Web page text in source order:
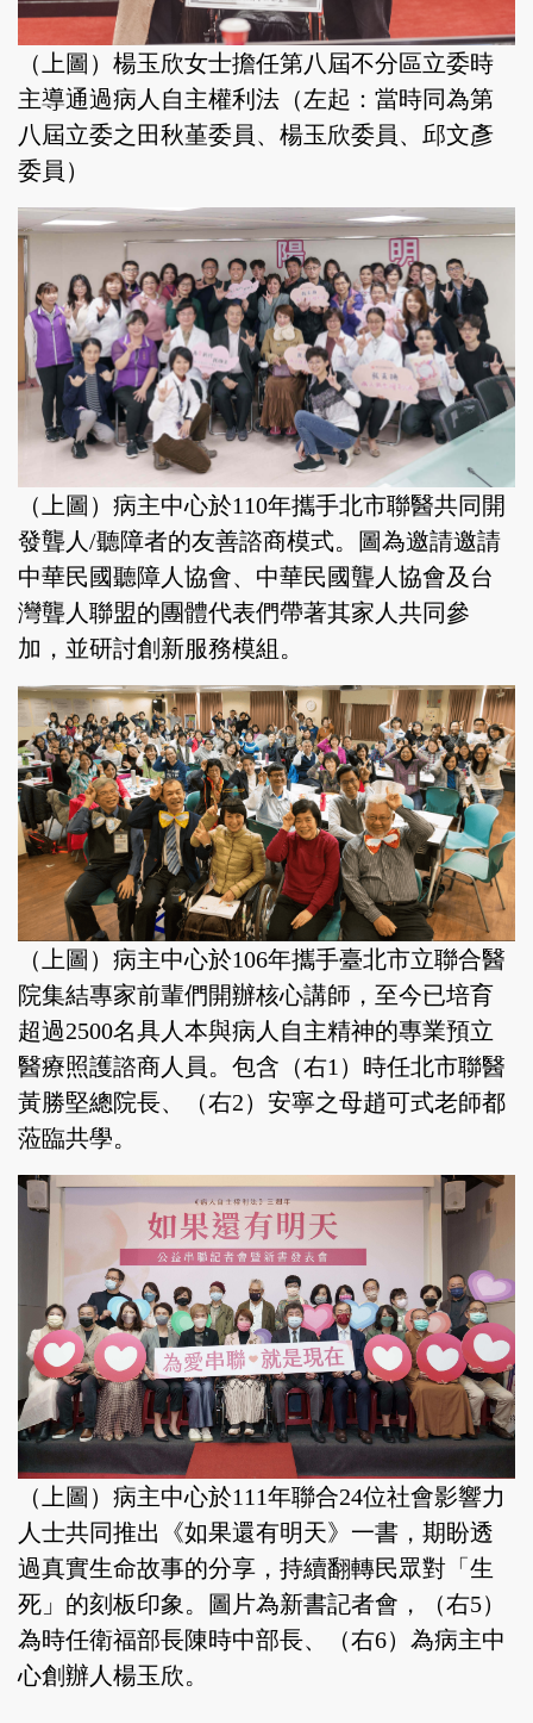
（上圖）楊玉欣女士擔任第八屆不分區立委時
主導通過病人自主權利法（左起：當時同為第
八屆立委之田秋堇委員、楊玉欣委員、邱文彥
委員）
（上圖）病主中心於110年攜手北市聯醫共同開
發聾人/聽障者的友善諮商模式。圖為邀請邀請
中華民國聽障人協會、中華民國聾人協會及台
灣聾人聯盟的團體代表們帶著其家人共同參
加，並研討創新服務模組。
（上圖）病主中心於106年攜手臺北市立聯合醫
院集結專家前輩們開辦核心講師，至今已培育
超過2500名具人本與病人自主精神的專業預立
醫療照護諮商人員。包含（右1）時任北市聯醫
黃勝堅總院長、（右2）安寧之母趙可式老師都
蒞臨共學。
（上圖）病主中心於111年聯合24位社會影響力
人士共同推出《如果還有明天》一書，期盼透
過真實生命故事的分享，持續翻轉民眾對「生
死」的刻板印象。圖片為新書記者會，（右5）
為時任衛福部長陳時中部長、（右6）為病主中
心創辦人楊玉欣。